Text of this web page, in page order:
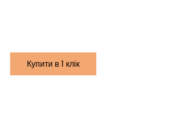
Купити в 1 клік